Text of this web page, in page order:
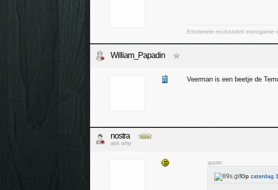
Emotionele exclusiviteit monogamie-
William_Papadin
Veerman is een beetje de
nostra
ask why
quote:
Op zaterdag